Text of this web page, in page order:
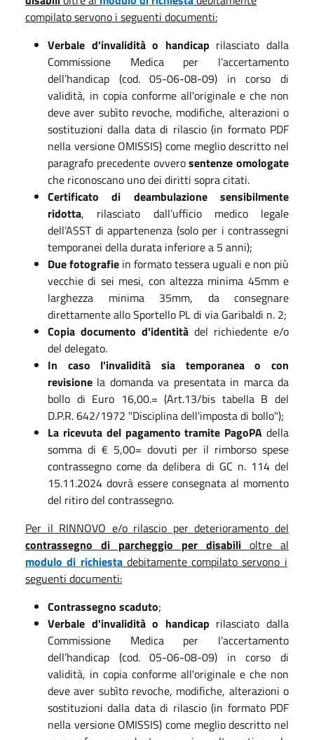
compilatoservono i seguenti documenti:
Verbale d'invalidità o handicap rilasciato dalla
Commissione Medica per l’accertamento
dell’handicap (cod. 05-06-08-09) in corso di
validità, in copia conforme all'originale e che non
deve aver subìto revoche, modifiche, alterazioni o
sostituzioni dalla data di rilascio (in formato PDF
nella versione OMISSIS) come meglio descritto nel
paragrafo precedente ovverosentenze omologate
che riconoscano uno dei diritti sopra citati.
Certificato di deambulazione sensibilmente
ridotta, rilasciato dall’ufficio medico legale
dell’ASST di appartenenza (solo per i contrassegni
temporanei della durata inferiore a 5 anni);
Due fotografie in formato tessera uguali e non più
vecchie di sei mesi, con altezza minima 45mm e
larghezza minima 35mm, da consegnare
direttamente allo Sportello PL di via Garibaldi n. 2;
Copia documento d'identità del richiedente e/o
del delegato.
In caso l'invalidità sia temporanea o con
revisione la domanda va presentata in marca da
bollo di Euro 16,00.= (Art.13/bis tabella B del
D.P.R. 642/1972 "Disciplina dell'imposta di bollo");
La ricevuta del pagamento tramite PagoPA della
somma di € 5,00= dovuti per il rimborso spese
contrassegno come da delibera di GC n. 114 del
15.11.2024 dovrà essere consegnata al momento
del ritiro del contrassegno.
Per il RINNOVO e/o rilascio per deterioramento del
contrassegno di parcheggio per disabili oltre al
modulo di richiesta debitamente compilato servono i
seguenti documenti:
Contrassegno scaduto;
Verbale d'invalidità o handicap rilasciato dalla
Commissione Medica per l’accertamento
dell’handicap (cod. 05-06-08-09) in corso di
validità, in copia conforme all'originale e che non
deve aver subìto revoche, modifiche, alterazioni o
sostituzioni dalla data di rilascio (in formato PDF
nella versione OMISSIS) come meglio descritto nel